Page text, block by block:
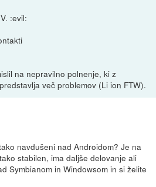
:evil:
na nepravilno polnenje, ki z
več problemov (Li ion FTW).
navdušeni nad Androidom? Je na
stabilen, ima daljše delovanje ali
Symbianom in Windowsom in si želite